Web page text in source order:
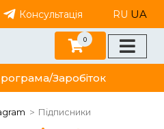
Консультація RU UA
Заробіток
0
Підписники